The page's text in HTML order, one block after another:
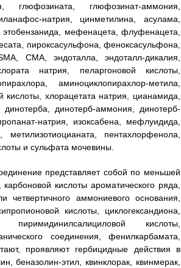
глюфозината, глюфозинат-аммония,
натрия, цинметилина, асулама,
мефенацета, флуфенацета,
пироксасульфона, феноксасульфона,
CMA, эндоталла, эндоталл-дикалия,
натрия, пеларгоновой кислоты,
аминоциклопирахлор-метила,
хлорацетата натрия, цианамида,
динотерб-аммония, динотерб-
натрия, изоксабена, мефлуидида,
пентахлорфенола,
и сульфата мочевины.
представляет собой по меньшей
кислоты ароматического ряда,
четвертичного аммониевого основания,
кислоты, циклогександиона,
пиримидинилсалициловой кислоты,
соединения, фенилкарбамата,
проявляют гербицидные действия в
беназолин-этил, квинклорак, квинмерак,